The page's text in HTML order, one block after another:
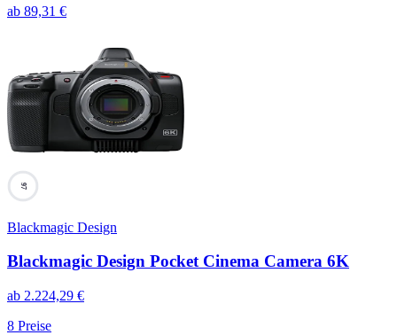
ab 89,31 €
97
Blackmagic Design
Blackmagic Design Pocket Cinema Camera 6K
ab 2.224,29 €
8 Preise